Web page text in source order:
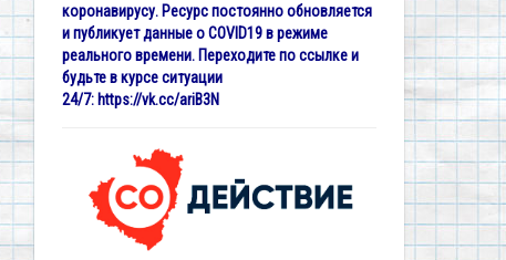
коронавирусу. Ресурс постоянно обновляется
и публикует данные о COVID19 в режиме
реального времени. Переходите по ссылке и
будьте в курсе ситуации
24/7: https://vk.cc/ariB3N